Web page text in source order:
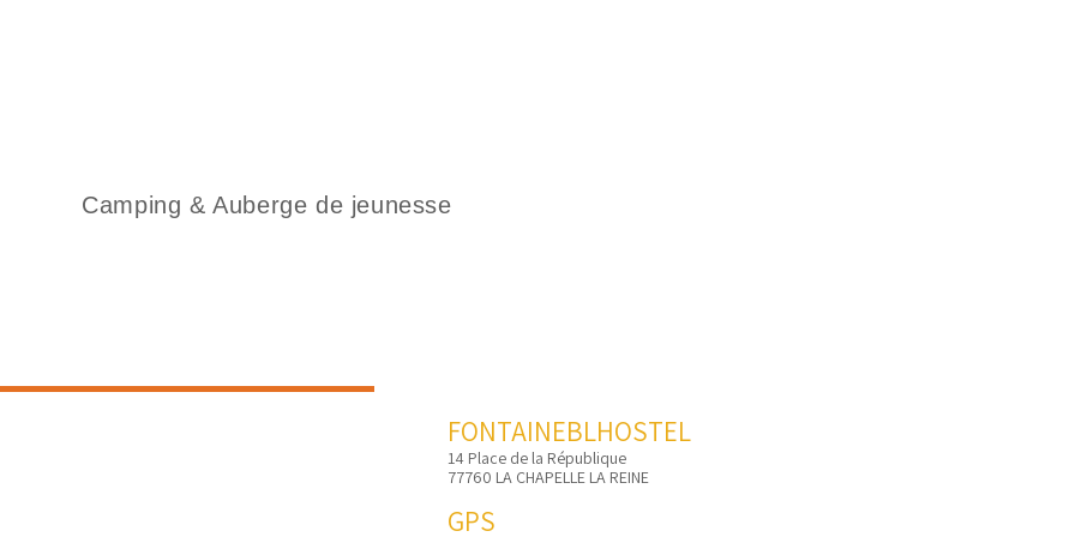
Camping & Auberge de jeunesse
FONTAINEBLHOSTEL
14 Place de la République
77760 LA CHAPELLE LA REINE
GPS